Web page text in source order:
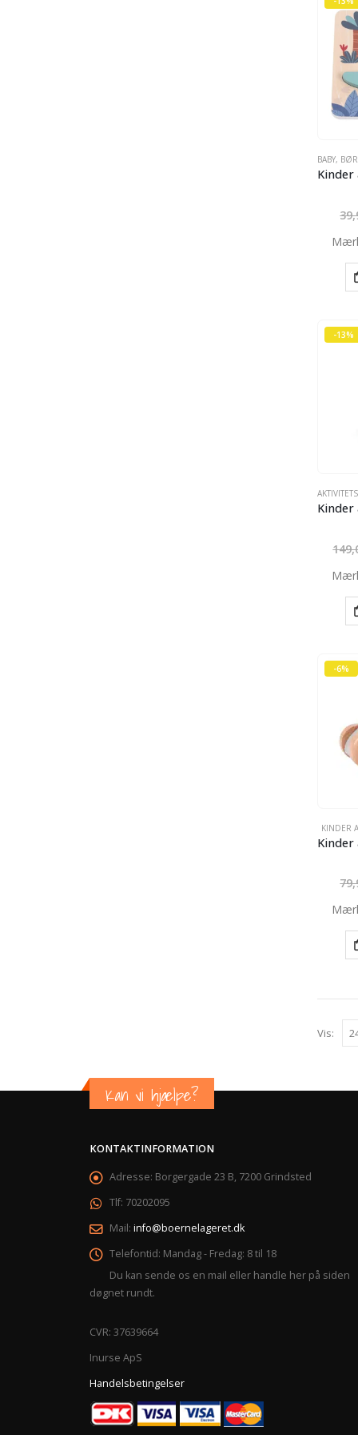
BABY,
-13%
-6%
KINDER
Vis:
Kan vi hjælpe?
KONTAKTINFORMATION
Adresse: Borgergade 23 B, 7200 Grindsted
Tlf: 70202095
Mail: info@boernelageret.dk
Telefontid: Mandag - Fredag: 8 til 18
Du kan sende os en mail eller handle her på siden
døgnet rundt.
CVR: 37639664
Inurse ApS
Handelsbetingelser